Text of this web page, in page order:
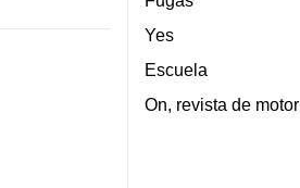
Yes
Escuela
On, revista de motor